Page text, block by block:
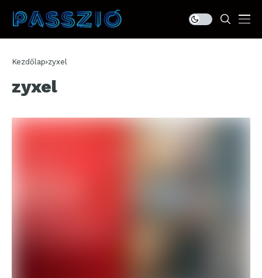
Kezdőlap zyxel
zyxel